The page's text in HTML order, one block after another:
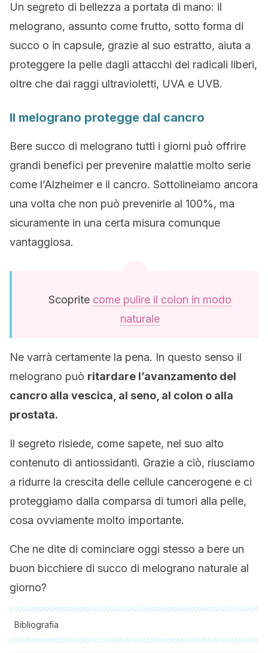
Un segreto di bellezza a portata di mano: il
melograno, assunto come frutto, sotto forma di
succo o in capsule, grazie al suo estratto, aiuta a
proteggere la pelle dagli attacchi dei radicali liberi,
oltre che dai raggi ultravioletti, UVA e UVB.
Il melograno protegge dal cancro
Bere succo di melograno tutti i giorni può offrire
grandi benefici per prevenire malattie molto serie
come l’Alzheimer e il cancro. Sottolineiamo ancora
una volta che non può prevenirle al 100%, ma
sicuramente in una certa misura comunque
vantaggiosa.
Scoprite come pulire il colon in modo
naturale
Ne varrà certamente la pena. In questo senso il
melograno può ritardare l’avanzamento del
cancro alla vescica, al seno, al colon o alla
prostata.
Il segreto risiede, come sapete, nel suo alto
contenuto di antiossidanti. Grazie a ciò, riusciamo
a ridurre la crescita delle cellule cancerogene e ci
proteggiamo dalla comparsa di tumori alla pelle,
cosa ovviamente molto importante.
Che ne dite di cominciare oggi stesso a bere un
buon bicchiere di succo di melograno naturale al
giorno?
Bibliografia
Tutte le fonti citate sono state esaminate a fondo dal nostro